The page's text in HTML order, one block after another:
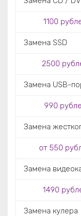
1100
Замена SSD
2500
Замена USB-
990
Замена
от 550
Замена
1490
Замена кулера